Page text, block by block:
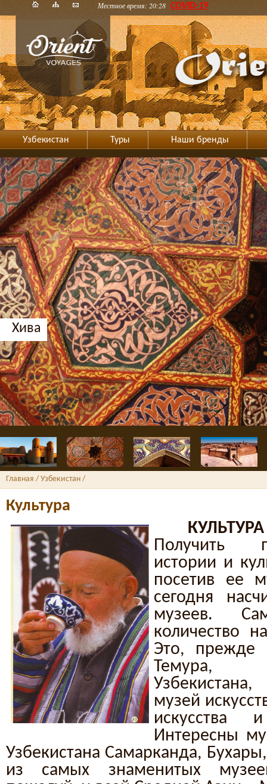
Местное время: 20:28 COVID-19
Узбекистан Туры Наши бренды
Бухара, Медресе Нодир Диван-
Главная / Узбекистан /
Культура
Получить
истории и
посетив ее
сегодня
музеев.
количество
Это, прежде
Темура,
музей
искусства
Интересны
Узбекистана Самарканда,
из самых знаменитых